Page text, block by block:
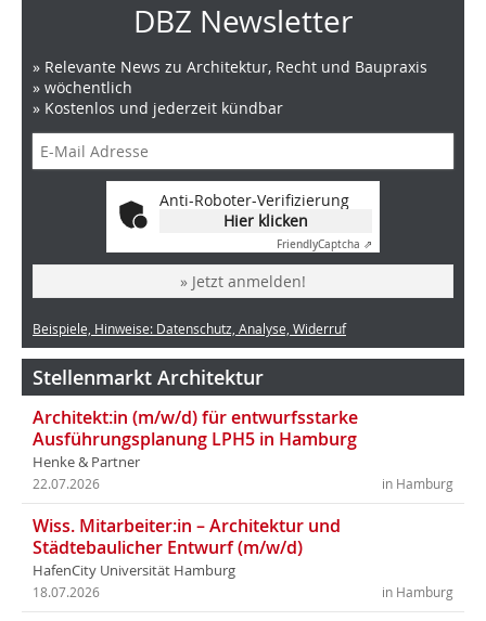
DBZ Newsletter
» Relevante News zu Architektur, Recht und Baupraxis
» wöchentlich
» Kostenlos und jederzeit kündbar
Anti-Roboter-Verifizierung
Hier klicken
FriendlyCaptcha ⇗
» Jetzt anmelden!
Beispiele, Hinweise: Datenschutz, Analyse, Widerruf
Stellenmarkt Architektur
Architekt:in (m/w/d) für entwurfsstarke
Ausführungsplanung LPH5 in Hamburg
Henke & Partner
in Hamburg
22.07.2026
Wiss. Mitarbeiter:in – Architektur und
Städtebaulicher Entwurf (m/w/d)
HafenCity Universität Hamburg
in Hamburg
18.07.2026